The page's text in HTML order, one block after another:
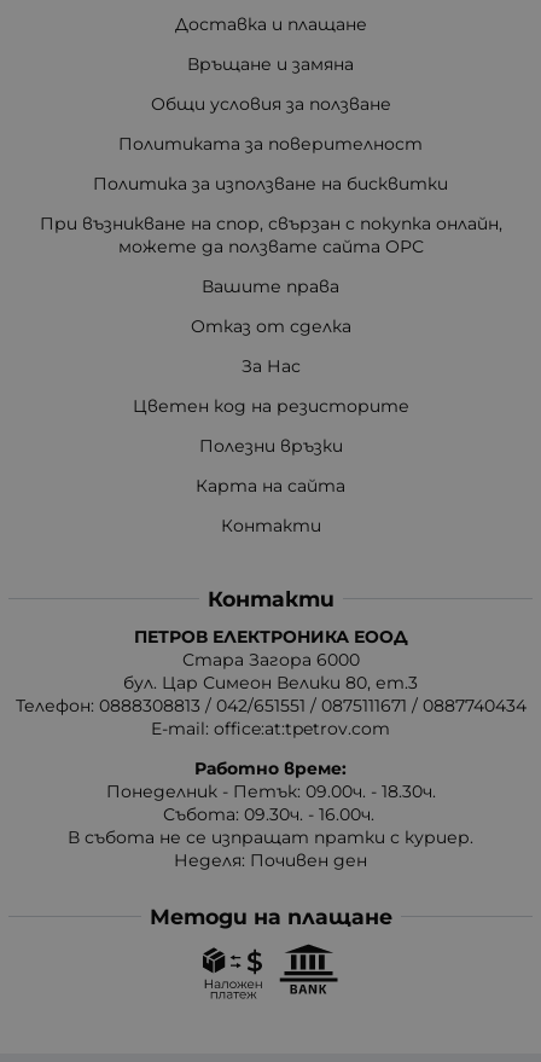
Доставка и плащане
Връщане и замяна
Общи условия за ползване
Политиката за поверителност
Политика за използване на бисквитки
При възникване на спор, свързан с покупка онлайн,
можете да ползвате сайта ОРС
Вашите права
Отказ от сделка
За Нас
Цветен код на резисторите
Полезни връзки
Карта на сайта
Контакти
Контакти
ПЕТРОВ ЕЛЕКТРОНИКА ЕООД
Стара Загора 6000
бул. Цар Симеон Велики 80, ет.3
Телефон: 0888308813 / 042/651551 / 0875111671 / 0887740434
E-mail: office:at:tpetrov.com
Работно време:
Понеделник - Петък: 09.00ч. - 18.30ч.
Събота: 09.30ч. - 16.00ч.
В събота не се изпращат пратки с куриер.
Неделя: Почивен ден
Методи на плащане